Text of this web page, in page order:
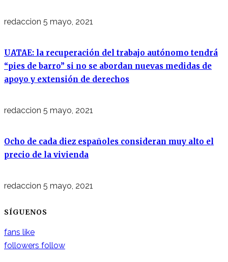
redaccion 5 mayo, 2021
UATAE: la recuperación del trabajo autónomo tendrá
“pies de barro” si no se abordan nuevas medidas de
apoyo y extensión de derechos
redaccion 5 mayo, 2021
Ocho de cada diez españoles consideran muy alto el
precio de la vivienda
redaccion 5 mayo, 2021
SÍGUENOS
fans like
followers follow